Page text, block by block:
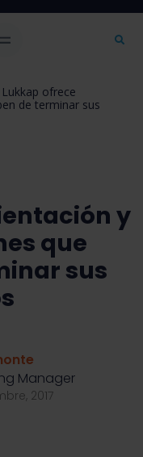
Lukkap ofrece
de terminar sus
y
que
sus
Manager
2017